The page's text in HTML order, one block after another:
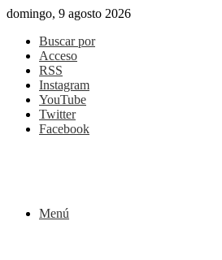
domingo, 9 agosto 2026
Buscar por
Acceso
RSS
Instagram
YouTube
Twitter
Facebook
Menú